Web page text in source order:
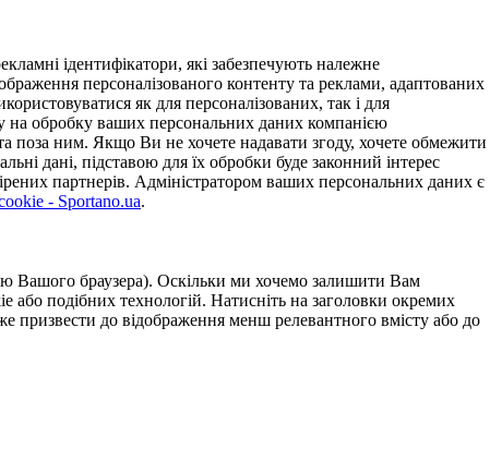
ідентифікатори, які забезпечують належне
персоналізованого контенту та реклами, адаптованих
як для персоналізованих, так і для
на обробку ваших персональних даних компанією
поза ним. Якщо Ви не хочете надавати згоду, хочете обмежити
дані, підставою для їх обробки буде законний інтерес
партнерів. Адміністратором ваших персональних даних є
- Sportano.ua.
Вашого браузера). Оскільки ми хочемо залишити Вам
подібних технологій. Натисніть на заголовки окремих
призвести до відображення менш релевантного вмісту або до